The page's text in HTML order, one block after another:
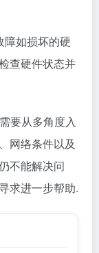
障如损坏的硬
查硬件状态并
要从多角度入
网络条件以及
不能解决问
求进一步帮助.